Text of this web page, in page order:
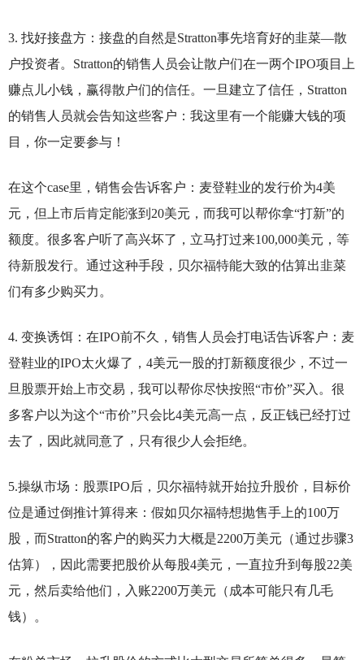
3. 找好接盘方：接盘的自然是Stratton事先培育好的韭菜—散
户投资者。Stratton的销售人员会让散户们在一两个IPO项目上
赚点儿小钱，赢得散户们的信任。一旦建立了信任，Stratton
的销售人员就会告知这些客户：我这里有一个能赚大钱的项
目，你一定要参与！
在这个case里，销售会告诉客户：麦登鞋业的发行价为4美
元，但上市后肯定能涨到20美元，而我可以帮你拿“打新”的
额度。很多客户听了高兴坏了，立马打过来100,000美元，等
待新股发行。通过这种手段，贝尔福特能大致的估算出韭菜
们有多少购买力。
4. 变换诱饵：在IPO前不久，销售人员会打电话告诉客户：麦
登鞋业的IPO太火爆了，4美元一股的打新额度很少，不过一
旦股票开始上市交易，我可以帮你尽快按照“市价”买入。很
多客户以为这个“市价”只会比4美元高一点，反正钱已经打过
去了，因此就同意了，只有很少人会拒绝。
5.操纵市场：股票IPO后，贝尔福特就开始拉升股价，目标价
位是通过倒推计算得来：假如贝尔福特想抛售手上的100万
股，而Stratton的客户的购买力大概是2200万美元（通过步骤3
估算），因此需要把股价从每股4美元，一直拉升到每股22美
元，然后卖给他们，入账2200万美元（成本可能只有几毛
钱）。